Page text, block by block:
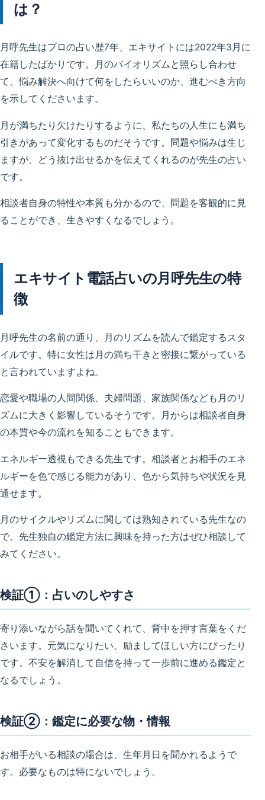
は？
月呼先生はプロの占い歴7年、エキサイトには2022年3月に
在籍したばかりです。月のバイオリズムと照らし合わせ
て、悩み解決へ向けて何をしたらいいのか、進むべき方向
を示してくださいます。
月が満ちたり欠けたりするように、私たちの人生にも満ち
引きがあって変化するものだそうです。問題や悩みは生じ
ますが、どう抜け出せるかを伝えてくれるのが先生の占い
です。
相談者自身の特性や本質も分かるので、問題を客観的に見
ることができ、生きやすくなるでしょう。
エキサイト電話占いの月呼先生の特
徴
月呼先生の名前の通り、月のリズムを読んで鑑定するスタ
イルです。特に女性は月の満ち干きと密接に繋がっている
と言われていますよね。
恋愛や職場の人間関係、夫婦問題、家族関係なども月のリ
ズムに大きく影響しているそうです。月からは相談者自身
の本質や今の流れを知ることもできます。
エネルギー透視もできる先生です。相談者とお相手のエネ
ルギーを色で感じる能力があり、色から気持ちや状況を見
通せます。
月のサイクルやリズムに関しては熟知されている先生なの
で、先生独自の鑑定方法に興味を持った方はぜひ相談して
みてください。
検証①：占いのしやすさ
寄り添いながら話を聞いてくれて、背中を押す言葉をくだ
さいます。元気になりたい、励ましてほしい方にぴったり
です。不安を解消して自信を持って一歩前に進める鑑定と
なるでしょう。
検証②：鑑定に必要な物・情報
お相手がいる相談の場合は、生年月日を聞かれるようで
す。必要なものは特にないでしょう。